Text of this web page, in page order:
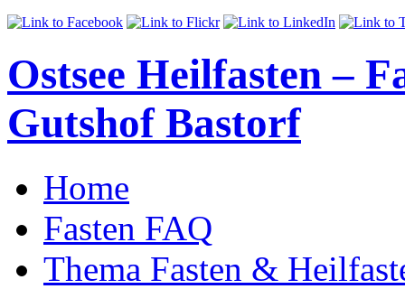
Ostsee Heilfasten –
Gutshof Bastorf
Home
Fasten FAQ
Thema Fasten &